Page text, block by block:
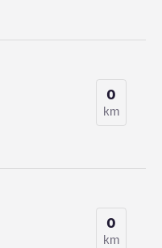
0
km
0
km